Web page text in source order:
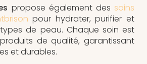
propose également des soins
pour hydrater, purifier et
de peau. Chaque soin est
de qualité, garantissant
et durables.